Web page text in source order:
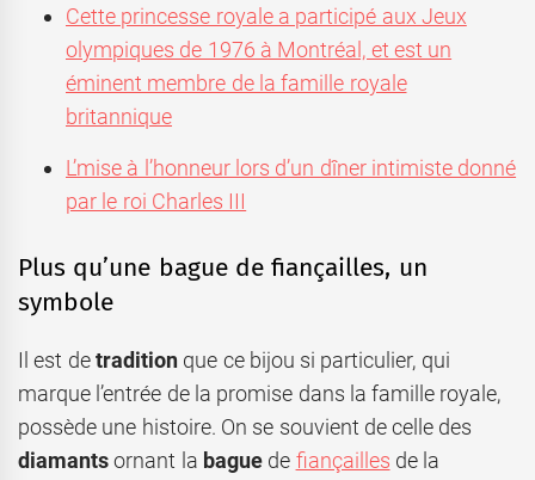
Cette princesse royale a participé aux Jeux
olympiques de 1976 à Montréal, et est un
éminent membre de la famille royale
britannique
L’mise à l’honneur lors d’un dîner intimiste donné
par le roi Charles III
Plus qu’une bague de fiançailles, un
symbole
Il est detraditionque ce bijou si particulier, qui
marque l’entrée de la promise dans la famille royale,
possède une histoire. On se souvient de celle des
diamantsornant la bague de fiançailles de la